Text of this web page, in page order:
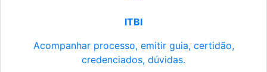
ITBI
Acompanhar processo, emitir guia, certidão,
credenciados, dúvidas.